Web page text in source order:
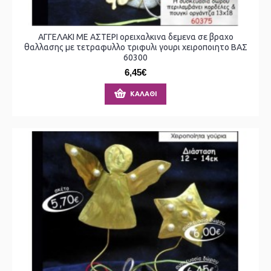
ΑΓΓΕΛΑΚΙ ΜΕ ΑΣΤΕΡΙ ορειχαλκινα δεμενα σε βραχο
θαλλασης με τετραφυλλο τριφυλι γουρι χειροποιητο ΒΑΣ
60300
6,45€
ΚΑΛΆΘΙ